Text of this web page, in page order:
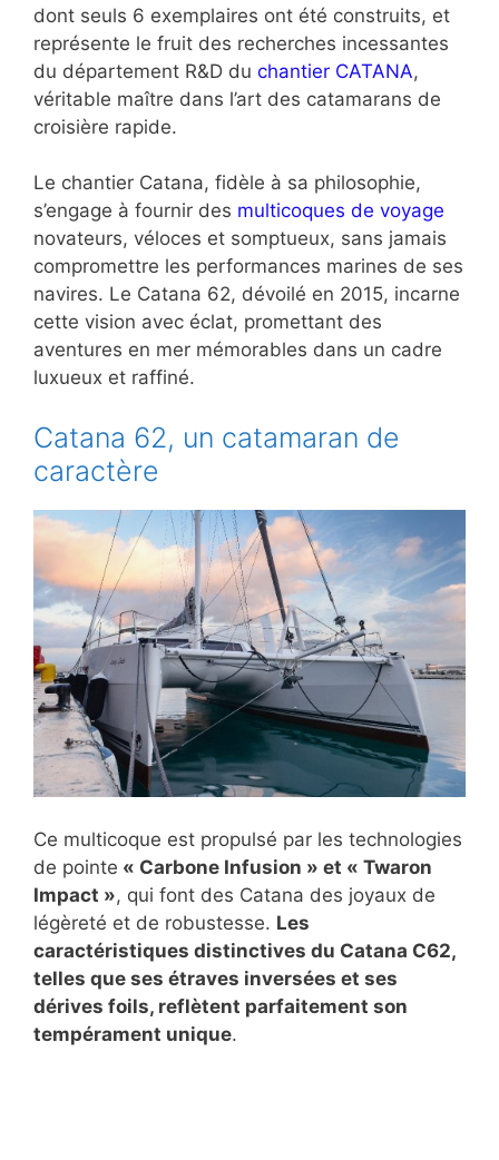
dont seuls 6 exemplaires ont été construits, et
représente le fruit des recherches incessantes
du département R&D du chantier CATANA,
véritable maître dans l’art des catamarans de
croisière rapide.
Le chantier Catana, fidèle à sa philosophie,
s’engage à fournir des multicoques de voyage
novateurs, véloces et somptueux, sans jamais
compromettre les performances marines de ses
navires. Le Catana 62, dévoilé en 2015, incarne
cette vision avec éclat, promettant des
aventures en mer mémorables dans un cadre
luxueux et raffiné.
Catana 62, un catamaran de
caractère
Ce multicoque est propulsé par les technologies
de pointe « Carbone Infusion » et « Twaron
Impact », qui font des Catana des joyaux de
légèreté et de robustesse. Les
caractéristiques distinctives du Catana C62,
telles que ses étraves inversées et ses
dérives foils, reflètent parfaitement son
tempérament unique.